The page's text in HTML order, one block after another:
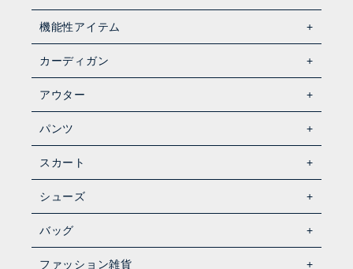
機能性アイテム
カーディガン
アウター
パンツ
スカート
シューズ
バッグ
ファッション雑貨